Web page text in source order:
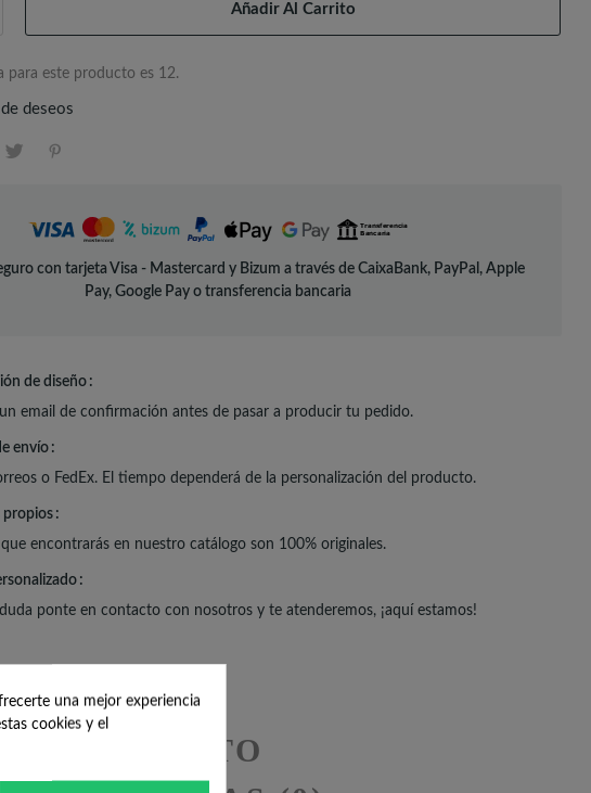
Añadir Al Carrito
para este producto es 12.
deseos
con tarjeta Visa - Mastercard y Bizum a través de CaixaBank, PayPal, Apple
Pay, Google Pay o transferencia bancaria
de diseño
email de confirmación antes de pasar a producir tu pedido.
envío
o FedEx. El tiempo dependerá de la personalización del producto.
propios
que encontrarás en nuestro catálogo son 100% originales.
ponte en contacto con nosotros y te atenderemos, ¡aquí estamos!
PRODUCTO
una mejor experiencia
cookies y el